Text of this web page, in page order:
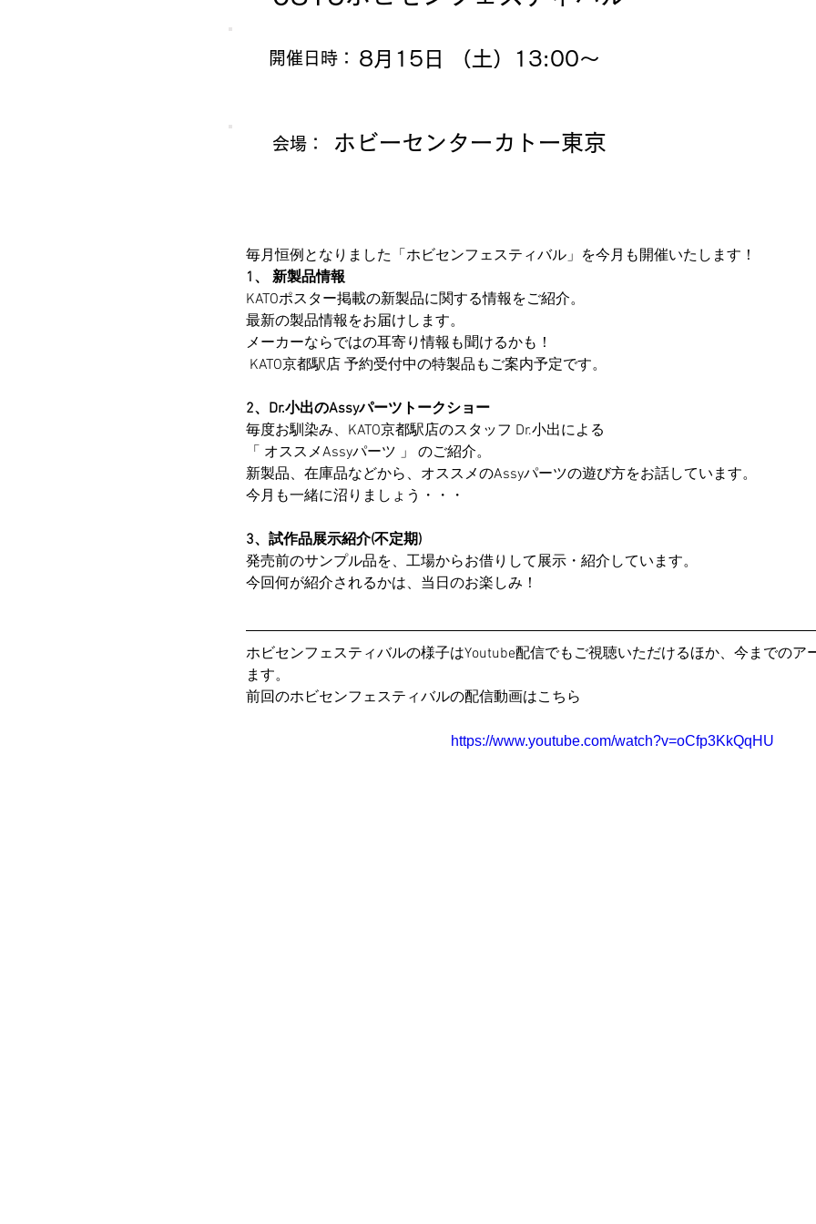
​開催日時： 8月15日 （土）13:00～
ホビーセンターカトー東京
会場：
毎月恒例となりました「ホビセンフェスティバル」を今月も開催いたします！
1、 新製品情報
KATOポスター掲載の新製品に関する情報をご紹介。
最新の製品情報をお届けします。
メーカーならではの耳寄り情報も聞けるかも！
KATO京都駅店 予約受付中の特製品もご案内予定です。
2、Dr.小出のAssyパーツトークショー
毎度お馴染み、KATO京都駅店のスタッフ Dr.小出による
「 オススメAssyパーツ 」 のご紹介。
新製品、在庫品などから、オススメのAssyパーツの遊び方をお話しています。
今月も一緒に沼りましょう・・・
3、試作品展示紹介(不定期)
発売前のサンプル品を、工場からお借りして展示・紹介しています。
今回何が紹介されるかは、当日のお楽しみ！
ホビセンフェスティバルの様子はYoutube配信でもご視聴いただけるほか、今までのア
ます。
前回のホビセンフェスティバルの配信動画はこちら
https://www.youtube.com/watch?v=oCfp3KkQqHU